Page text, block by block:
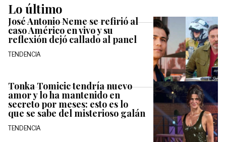
Lo último
José Antonio Neme se refirió al
caso Américo en vivo y su
reflexión dejó callado al panel
TENDENCIA
Tonka Tomicic tendría nuevo
amor y lo ha mantenido en
secreto por meses: esto es lo
que se sabe del misterioso galán
TENDENCIA